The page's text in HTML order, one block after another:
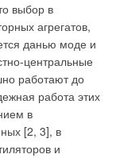
выбор в
агрегатов,
данью моде и
центральные
работают до
работа этих
в
[2, 3], в
и